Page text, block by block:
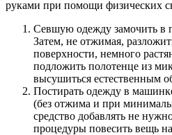
руками при помощи физических
Севшую одежду замочить в
Затем, не отжимая,
поверхности, немного
подложить полотенце из
высушиться естественным
Постирать одежду в
(без отжима и при
средство добавлять не
процедуры повесить вещь